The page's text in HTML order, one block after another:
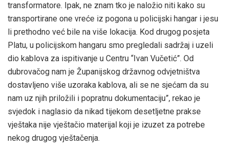
transformatore. Ipak, ne znam tko je naložio niti kako su
transportirane one vreće iz pogona u policijski hangar i jesu
li prethodno već bile na više lokacija. Kod drugog posjeta
Platu, u policijskom hangaru smo pregledali sadržaj i uzeli
dio kablova za ispitivanje u Centru “Ivan Vučetić”. Od
dubrovačog nam je Županijskog državnog odvjetništva
dostavljeno više uzoraka kablova, ali se ne sjećam da su
nam uz njih priložili i popratnu dokumentaciju”, rekao je
svjedok i naglasio da nikad tijekom desetljetne prakse
vještaka nije vještačio materijal koji je izuzet za potrebe
nekog drugog vještačenja.